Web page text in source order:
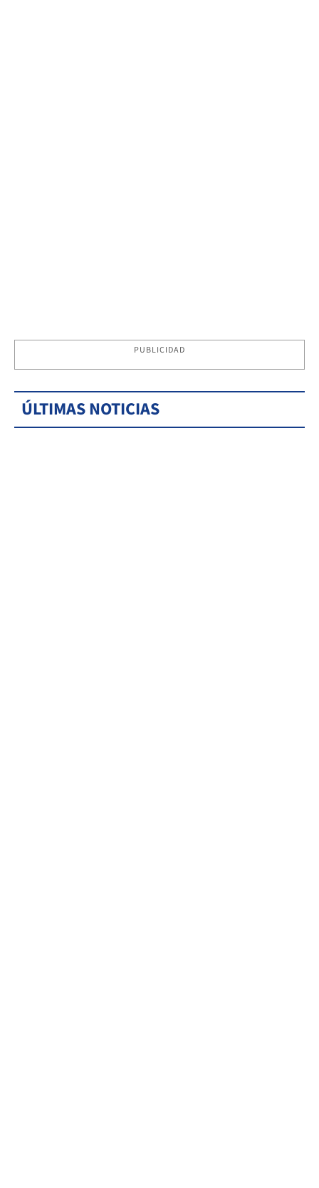
PUBLICIDAD
ÚLTIMAS NOTICIAS